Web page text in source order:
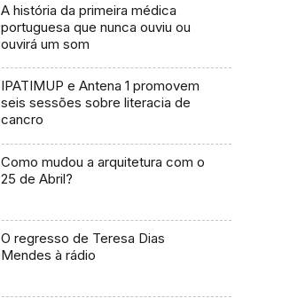
A história da primeira médica
portuguesa que nunca ouviu ou
ouvirá um som
IPATIMUP e Antena 1 promovem
seis sessões sobre literacia de
cancro
Como mudou a arquitetura com o
25 de Abril?
O regresso de Teresa Dias
Mendes à rádio